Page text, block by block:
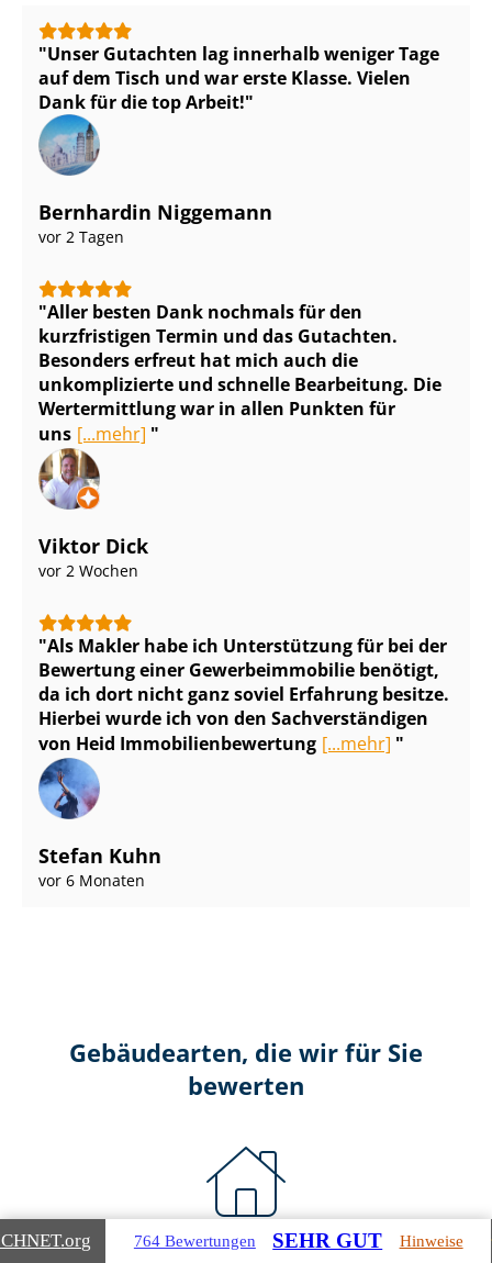
Unser Gutachten lag innerhalb weniger Tage
auf dem Tisch und war erste Klasse. Vielen
Dank für die top Arbeit!
Bernhardin Niggemann
vor 2 Tagen
Aller besten Dank nochmals für den
kurzfristigen Termin und das Gutachten.
Besonders erfreut hat mich auch die
unkomplizierte und schnelle Bearbeitung. Die
Wertermittlung war in allen Punkten für
uns [...mehr]
Viktor Dick
vor 2 Wochen
Als Makler habe ich Unterstützung für bei der
Bewertung einer Ge­wer­be­im­mo­bi­lie benötigt,
da ich dort nicht ganz soviel Erfahrung besitze.
Hierbei wurde ich von den Sach­ver­stän­di­gen
von Heid Im­mo­bi­li­en­be­wer­tung [...mehr]
Stefan Kuhn
vor 6 Monaten
Gebäudearten, die wir für Sie
bewerten
Wohnimmobilien
.org 764 Bewertungen SEHR GUT Hinweise